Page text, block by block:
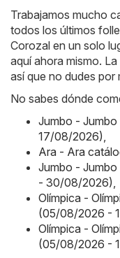
Trabajamos mucho
todos los últimos
Corozal en un solo
aquí ahora mismo.
así que no dudes por
No sabes dónde
Jumbo -
17/08/2026)
Ara - Ara
Jumbo -
- 30/08/2026)
Olímpica -
(05/08/2026 -
Olímpica -
(05/08/2026 -